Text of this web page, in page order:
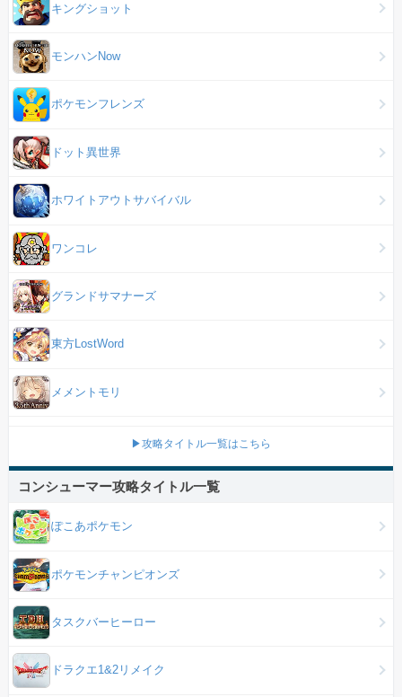
キングショット
モンハンNow
ポケモンフレンズ
ドット異世界
ホワイトアウトサバイバル
ワンコレ
グランドサマナーズ
東方LostWord
メメントモリ
▶攻略タイトル一覧はこちら
コンシューマー攻略タイトル一覧
ぽこあポケモン
ポケモンチャンピオンズ
タスクバーヒーロー
ドラクエ1&2リメイク